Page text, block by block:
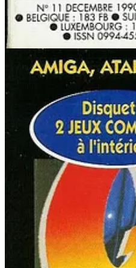
Return to Monkey Island